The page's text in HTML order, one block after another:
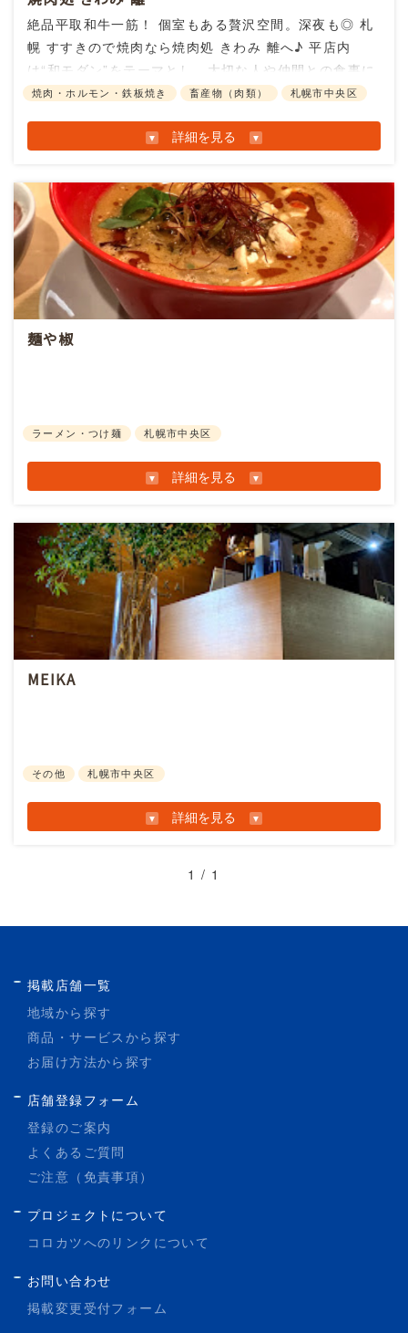
焼き鳥とイタリアン Osteria arcobaleno
営業時間：[月~土］ ランチ 11:30～15:00
(LO14:00) ディナー 17:00～
060-0062 北海道札幌市中央区南２条西１
丁目６−１１ 第３広和ビル・イースト 2F
URL： https://osteria-
arcobaleno.business.site/?utm_sour...
SNS：facebook instagram
地下鉄さっぽろ駅14番出口より徒歩1分
お車をご利用のお客様
提携駐車場「JAパーキング」【外部リンク】
※お車でお越しの方：2,200円(税込)以上のお買い上
げ・メルスプランのサポートをご利用の方は2時間無
料サービスがございます。
店舗情報
Menicon Miru 札幌駅前店
営業時間：10：00～19：30 定休日 火曜
住所： 〒060-0004 北海道札幌市中央区北4条西2-
1-1 カメイ札幌駅前ビル1F
電話番号：0120-103728
URL：
●オンライン相談に関して
お電話での問い合わせ内容によっては、一部お客様
にオンラインにてご案内をしております。
現在はご案内させていただいた方のみご利用いただ
けます。
※2,200円(税込)以上お買い上げの方に1時間分の駐
車券を差し上げます。
電車をご利用のお客様
地下鉄南北線・東西線・大通駅・17番出口徒歩１分
店舗情報
Menicon Miru 札幌大通店
営業時間： 10：00～18：30 定休日 月曜・日曜・
祝日
住所： 〒060-0061 北海道札幌市中央区南1条西3-8
エムズ札幌6F
絶品平取和牛一筋！ 個室もある贅沢空間。深夜も◎ 札
幌 すすきので焼肉なら焼肉処 きわみ 離へ♪ 平店内
は“和モダン”をテーマとし、大切な人や仲間との食事に
選びたい贅沢な空間となっている。特に壁に富士山が描
異世界のよう。全てのテーブルは広々としていて使いや
日などの特別な日の演出におすすめ
お知らせ情報
取町の凍てつく冬の寒さを乗り越え、凝縮された肉
の旨味と濃厚な味わいを堪能できる「平取和牛」。
きわみ離では、平取和牛をはじめとした上質な肉の
数々を味わえる。
営業時間：終日 17:00〜23:00(L.O22:00)
住所： 〒064-0805 北海道札幌市中央区南５条西２
丁目１−４ TM26ビル 8F
電話番号：011-522-3221
https://tabelog.com/hokkaido/A0101/A010103/1
焼肉・ホルモン・鉄板焼き 畜産物（肉類） 札幌市中央区
詳細を見る
麺や椒
札幌すすきののラーメン屋、麺や椒は【やみつきに
2019/6/8（土）に開店致しました。
山椒にはデトックス効果、健康維持に繋がる「6大効
を持つ植物（香辛料）です。
味も合わせ持ち、麺やとしての“いただき”を目指す
発を行って参りますので、是非ご来店ください。
現在、ミシュラン二つ星を獲得した名店の元鮨職人
と共同開発を行った【特選中華蕎麦】の醤油、塩の2
種を発売開始。 道産素材をふんだんに使用し、味に
味”を演出。
お好みでぶどう山椒を加えることで旨味に爽やかな
痺れが加わり「椒」らしい1品となっております！
定番の担々麺も大好評を頂いております。 是非、お
店舗情報
麺や椒
営業時間： 11:30–22:30
ラーメン・つけ麺 札幌市中央区
詳細を見る
MEIKA
地下鉄大通駅から徒歩2分｜
個室もある札幌大通りにある美容室です。
道外からも注目の実力派サロン☆
業界内外の講師活動を経験したスタイリスト揃い。
レザーを使わないメイカ独自のカット技術は定評が
ありショートスタイルに拘りをもつお客様からも支
持を得ています。
人気のインナーカラー、イルミナカラーやハイライ
ト、ケアブリーチ、ハイライトを用いたハイトーン
カラーもＯＫ。
人気の韓国風スタイルも再現します。
ん、グレイカラー（白髪染め、 白髪ぼかし）や、学
割U24にも対応しております。
その他 札幌市中央区
詳細を見る
1 / 1
掲載店舗一覧
地域から探す
商品・サービスから探す
お届け方法から探す
店舗登録フォーム
登録のご案内
よくあるご質問
ご注意（免責事項）
プロジェクトについて
コロカツへのリンクについて
お問い合わせ
掲載変更受付フォーム